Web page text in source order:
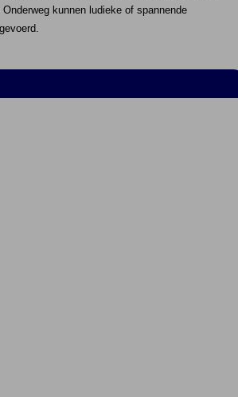
kunnen ludieke of spannende